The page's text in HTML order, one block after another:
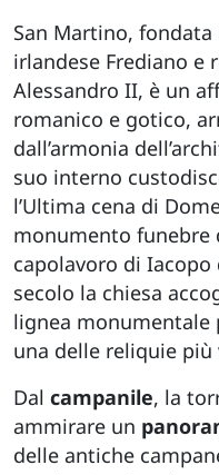
San Martino, fondata
irlandese Frediano e
Alessandro II, è un
romanico e gotico,
dall’armonia
suo interno
l’Ultima cena di
monumento funebre
capolavoro di Iacopo
secolo la chiesa
lignea monumentale
una delle reliquie più
Dal campanile, la
ammirare un
delle antiche